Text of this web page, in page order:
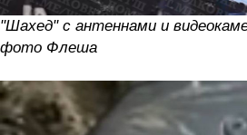
"Шахед" с антеннами и
фото Флеша